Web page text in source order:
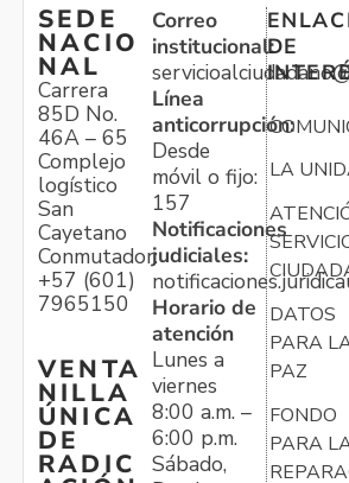
SEDE
NACIO
NAL
Carrera
85D No.
46A – 65
Complejo
logístico
San
Cayetano
Conmutador:
+57 (601)
7965150
VENTA
NILLA
ÚNICA
DE
RADIC
Correo
institucional:
Línea
anticorrupción:
Desde
móvil o fijo:
157
Notificaciones
judiciales:
Horario de
atención
Lunes a
viernes
8:00 a.m. –
6:00 p.m.
Sábado,
DE
LA
DATOS
PARA
PAZ
FONDO
PARA